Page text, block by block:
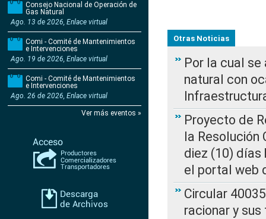
Consejo Nacional de Operación de
Gas Natural
Ago. 13 de 2026, Enlace virtual
Comi - Comité de Mantenimientos
e Intervenciones
Ago. 19 de 2026, Enlace virtual
Comi - Comité de Mantenimientos
e Intervenciones
Ago. 26 de 2026, Enlace virtual
Ver más eventos »
Otras Noticias
Por la cual
natural con
Proyecto de
la Resolución
diez (10) días
el portal web
Circular
racionar y